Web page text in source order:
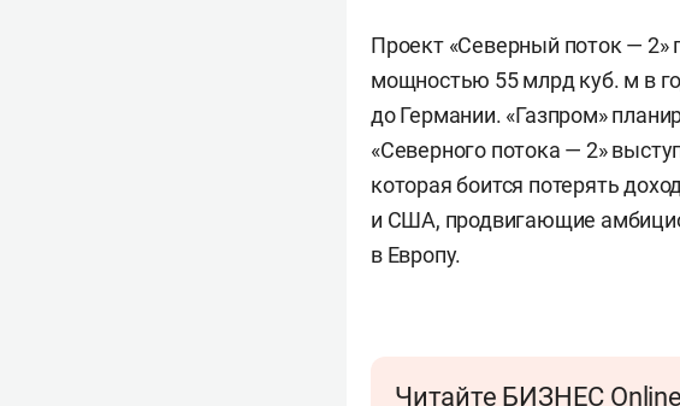
Проект «Северный поток — 2»
мощностью 55 млрд куб. м в
до Германии. «Газпром»
«Северного потока — 2»
которая боится потерять
и США, продвигающие
в Европу.
Читайте БИЗНЕС Online